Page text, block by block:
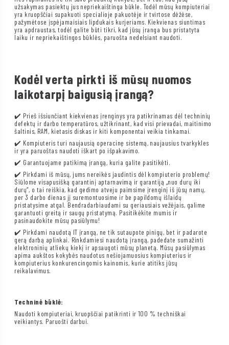
užsakymas pasiektų jus nepriekaištinga būkle. Todėl mūsų kompiuteriai
yra kruopščiai supakuoti specialioje pakuotėje ir tvirtose dėžėse,
pažymėtose įspėjamaisiais lipdukais kurjeriams. Kiekvienas siuntimas
yra apdraustas, todėl galite būti tikri, kad jūsų įranga bus pristatyta
laiku ir nepriekaištingos būklės, paruošta nedelsiant naudoti.
Kodėl verta pirkti iš mūsų nuomos
laikotarpį baigusią įrangą?
✔️ Prieš išsiunčiant kiekvienas įrenginys yra patikrinamas dėl techninių
defektų ir darbo temperatūros, užtikrinant, kad visi prievadai, maitinimo
šaltinis, RAM, kietasis diskas ir kiti komponentai veikia tinkamai.
✔️ Kompiuteris turi naujausią operacinę sistemą, naujausius tvarkykles
ir yra paruoštas naudoti iškart po išpakavimo.
✔️ Garantuojame patikimą įrangą, kuria galite pasitikėti.
✔️ Pirkdami iš mūsų, jums nereikės jaudintis dėl kompiuterio problemų!
Siūlome visapusišką garantinį aptarnavimą ir garantiją „nuo durų iki
durų“, o tai reiškia, kad gedimo atveju paimsime įrenginį iš jūsų namų,
per 3 darbo dienas jį suremontuosime ir be papildomų išlaidų
pristatysime atgal. Bendradarbiaudami su geriausiais vežėjais, galime
garantuoti greitą ir saugų pristatymą. Pasitikėkite mumis ir
pasinaudokite mūsų pasiūlymu!
✔️ Pirkdami naudotą IT įrangą, ne tik sutaupote pinigų, bet ir padarote
gerą darbą aplinkai. Rinkdamiesi naudotą įrangą, padedate sumažinti
elektroninių atliekų kiekį ir apsaugoti mūsų planetą. Mūsų pasiūlymas
apima aukštos kokybės naudotus nešiojamuosius kompiuterius ir
kompiuterius konkurencingomis kainomis, kurie atitiks jūsų
reikalavimus.
Techninė būklė:
Naudoti kompiuteriai, kruopščiai patikrinti ir 100 % techniškai
veikiantys. Paruošti darbui.